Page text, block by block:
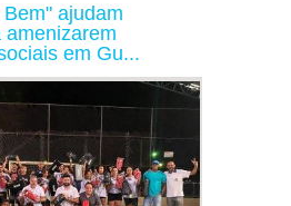
ajudam
em Gu...